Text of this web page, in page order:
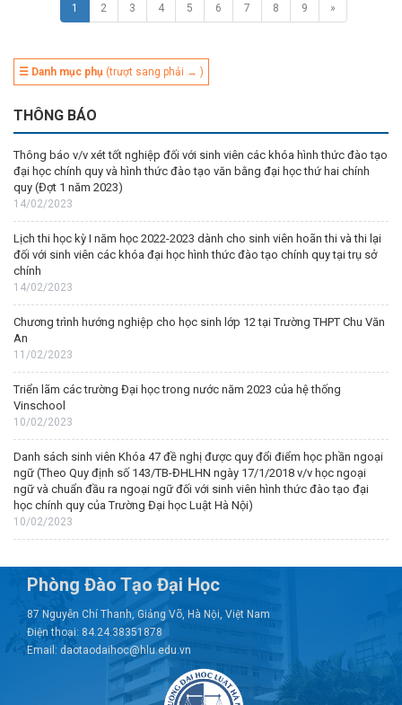
1 2 3 4 5 6 7 8 9 »
☰ Danh mục phụ (trượt sang phải → )
THÔNG BÁO
Thông báo v/v xét tốt nghiệp đối với sinh viên các khóa hình thức đào tạo
đại học chính quy và hình thức đào tạo văn bằng đại học thứ hai chính
quy (Đợt 1 năm 2023)
14/02/2023
Lịch thi học kỳ I năm học 2022-2023 dành cho sinh viên hoãn thi và thi lại
đối với sinh viên các khóa đại học hình thức đào tạo chính quy tại trụ sở
chính
14/02/2023
Chương trình hướng nghiệp cho học sinh lớp 12 tại Trường THPT Chu Văn
An
11/02/2023
Triển lãm các trường Đại học trong nước năm 2023 của hệ thống
Vinschool
10/02/2023
Danh sách sinh viên Khóa 47 đề nghị được quy đổi điểm học phần ngoại
ngữ (Theo Quy định số 143/TB-ĐHLHN ngày 17/1/2018 v/v học ngoại
ngữ và chuẩn đầu ra ngoại ngữ đối với sinh viên hình thức đào tạo đại
học chính quy của Trường Đại học Luật Hà Nội)
10/02/2023
Phòng Đào Tạo Đại Học
87 Nguyễn Chí Thanh, Giảng Võ, Hà Nội, Việt Nam
Điện thoại: 84.24.38351878
Email: daotaodaihoc@hlu.edu.vn